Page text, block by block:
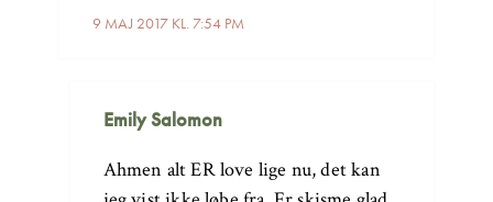
9 MAJ 2017 KL. 7:54 PM
Emily Salomon
Ahmen alt ER love lige nu, det kan